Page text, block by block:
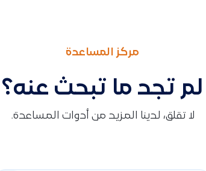
مركز المساعدة
لم تجد ما تبحث عنه؟
لا تقلق، لدينا المزيد من أدوات المساعدة.